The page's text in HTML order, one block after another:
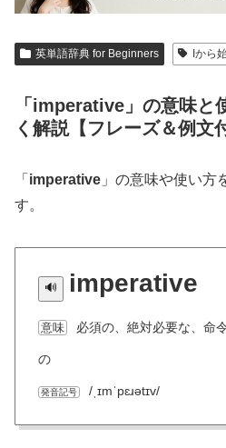
英単語辞典 for Beginners Iから
「imperative」の意味と
く解説【フレーズ＆例文
「 imperative 」の意味や使い方
す。
imperative
意味 必須の、絶対必要な、命
の
発音記号 /ˌɪmˈpɛɹətɪv/